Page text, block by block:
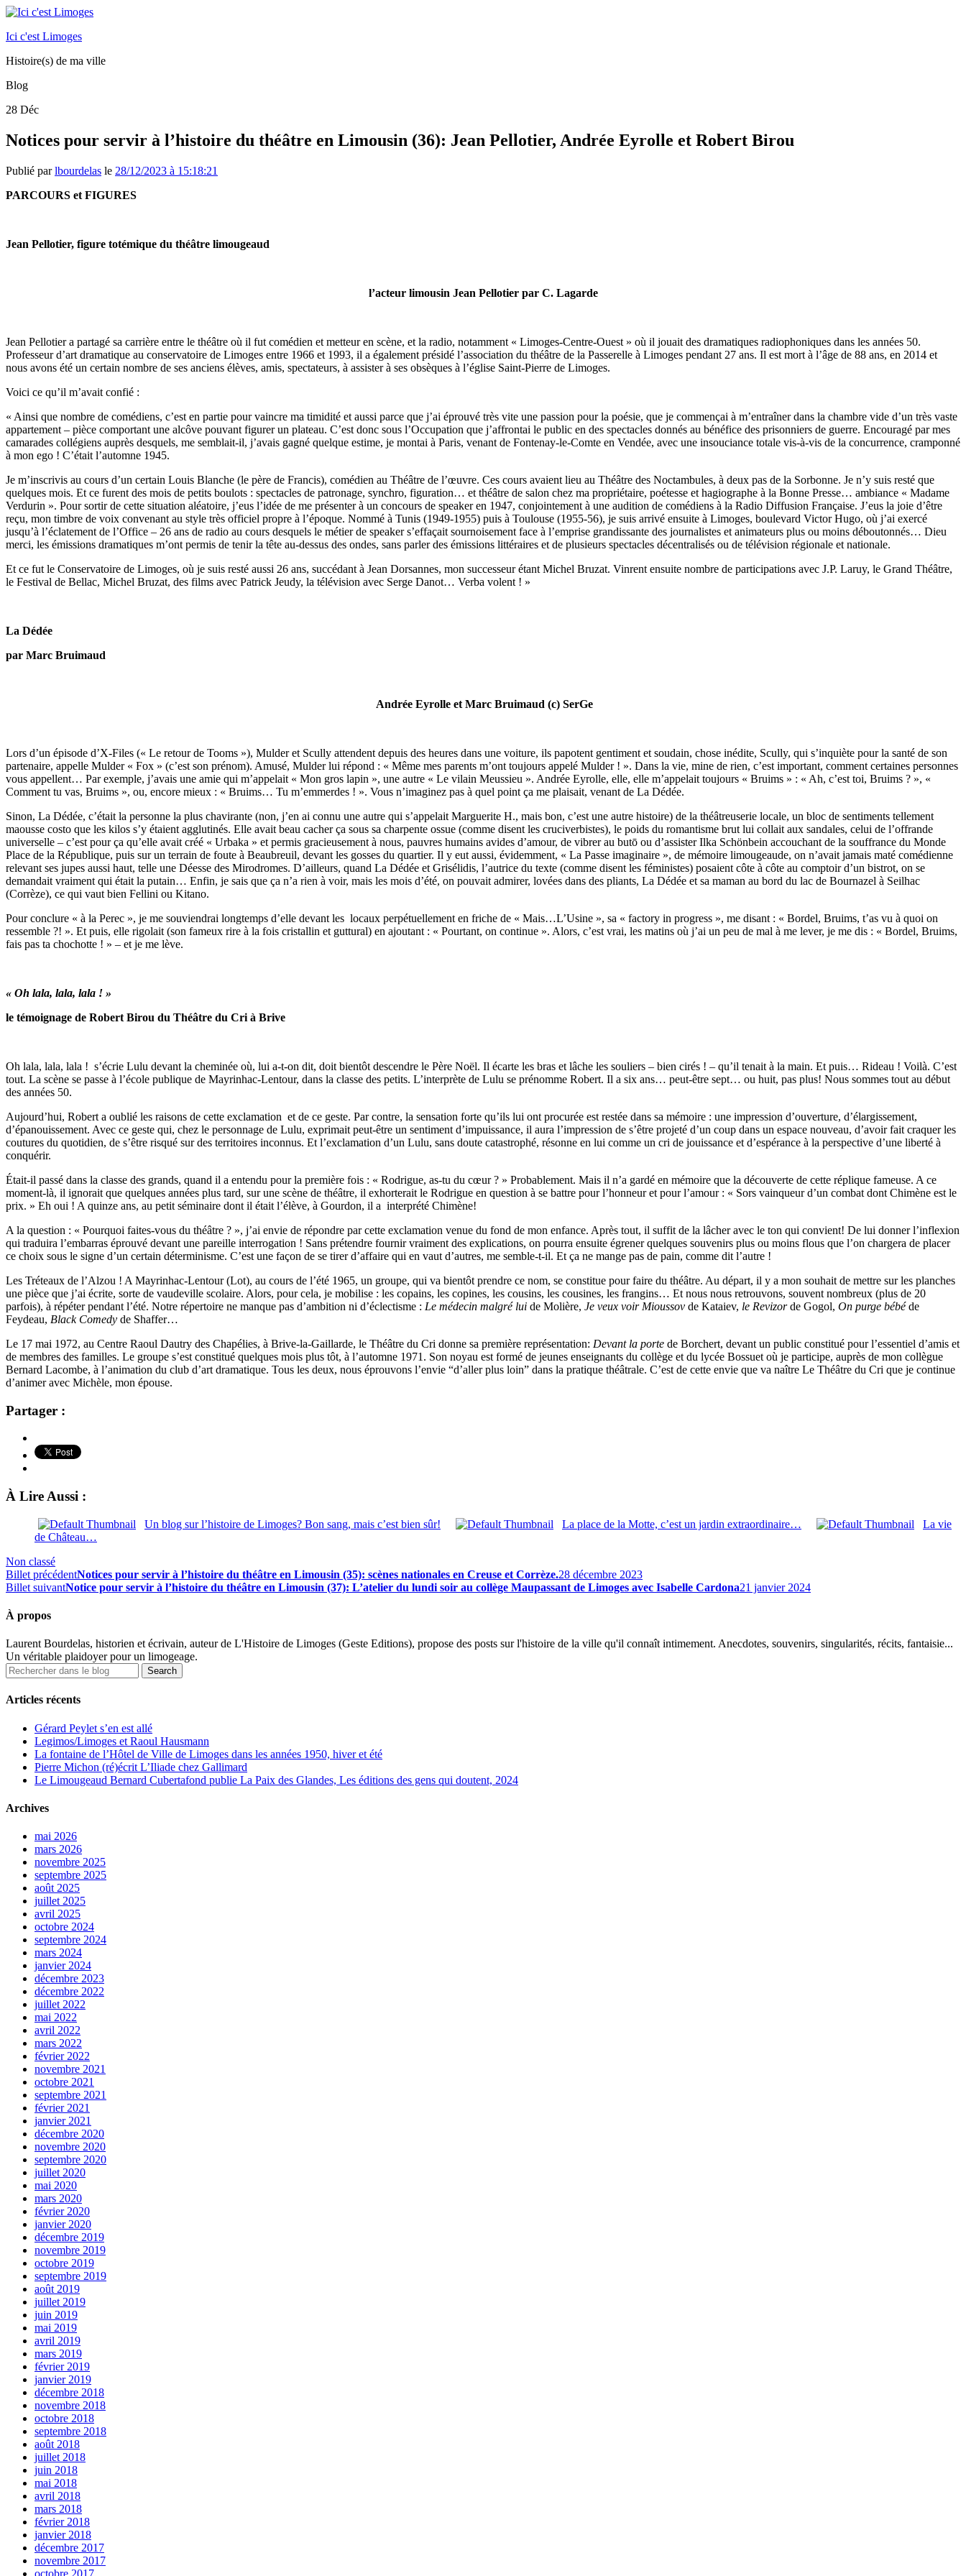
Ici c'est Limoges
Histoire(s) de ma ville
Blog
28 Déc
Notices pour servir à l’histoire du théâtre en Limousin (36): Jean Pellotier, Andrée Eyrolle et Robert Birou
Publié parlbourdelas le 28/12/2023 à 15:18:21
PARCOURS et FIGURES
Jean Pellotier, figure totémique du théâtre limougeaud
l’acteur limousin Jean Pellotier par C. Lagarde
Jean Pellotier a partagé sa carrière entre le théâtre où il fut comédien et metteur en scène, et la radio, notamment « Limoges-Centre-Ouest » où il jouait des dramatiques radiophoniques dans les années 50.
Professeur d’art dramatique au conservatoire de Limoges entre 1966 et 1993, il a également présidé l’association du théâtre de la Passerelle à Limoges pendant 27 ans. Il est mort à l’âge de 88 ans, en 2014 et
nous avons été un certain nombre de ses anciens élèves, amis, spectateurs, à assister à ses obsèques à l’église Saint-Pierre de Limoges.
Voici ce qu’il m’avait confié :
« Ainsi que nombre de comédiens, c’est en partie pour vaincre ma timidité et aussi parce que j’ai éprouvé très vite une passion pour la poésie, que je commençai à m’entraîner dans la chambre vide d’un très vaste
appartement – pièce comportant une alcôve pouvant figurer un plateau. C’est donc sous l’Occupation que j’affrontai le public en des spectacles donnés au bénéfice des prisonniers de guerre. Encouragé par mes
camarades collégiens auprès desquels, me semblait-il, j’avais gagné quelque estime, je montai à Paris, venant de Fontenay-le-Comte en Vendée, avec une insouciance totale vis-à-vis de la concurrence, cramponné
à mon ego ! C’était l’automne 1945.
Je m’inscrivis au cours d’un certain Louis Blanche (le père de Francis), comédien au Théâtre de l’œuvre. Ces cours avaient lieu au Théâtre des Noctambules, à deux pas de la Sorbonne. Je n’y suis resté que
quelques mois. Et ce furent des mois de petits boulots : spectacles de patronage, synchro, figuration… et théâtre de salon chez ma propriétaire, poétesse et hagiographe à la Bonne Presse… ambiance « Madame
Verdurin ». Pour sortir de cette situation aléatoire, j’eus l’idée de me présenter à un concours de speaker en 1947, conjointement à une audition de comédiens à la Radio Diffusion Française. J’eus la joie d’être
reçu, mon timbre de voix convenant au style très officiel propre à l’époque. Nommé à Tunis (1949-1955) puis à Toulouse (1955-56), je suis arrivé ensuite à Limoges, boulevard Victor Hugo, où j’ai exercé
jusqu’à l’éclatement de l’Office – 26 ans de radio au cours desquels le métier de speaker s’effaçait sournoisement face à l’emprise grandissante des journalistes et animateurs plus ou moins déboutonnés… Dieu
merci, les émissions dramatiques m’ont permis de tenir la tête au-dessus des ondes, sans parler des émissions littéraires et de plusieurs spectacles décentralisés ou de télévision régionale et nationale.
Et ce fut le Conservatoire de Limoges, où je suis resté aussi 26 ans, succédant à Jean Dorsannes, mon successeur étant Michel Bruzat. Vinrent ensuite nombre de participations avec J.P. Laruy, le Grand Théâtre,
le Festival de Bellac, Michel Bruzat, des films avec Patrick Jeudy, la télévision avec Serge Danot… Verba volent ! »
La Dédée
par Marc Bruimaud
Andrée Eyrolle et Marc Bruimaud (c) SerGe
Lors d’un épisode d’X-Files (« Le retour de Tooms »), Mulder et Scully attendent depuis des heures dans une voiture, ils papotent gentiment et soudain, chose inédite, Scully, qui s’inquiète pour la santé de son
partenaire, appelle Mulder « Fox » (c’est son prénom). Amusé, Mulder lui répond : « Même mes parents m’ont toujours appelé Mulder ! ». Dans la vie, mine de rien, c’est important, comment certaines personnes
vous appellent… Par exemple, j’avais une amie qui m’appelait « Mon gros lapin », une autre « Le vilain Meussieu ». Andrée Eyrolle, elle, elle m’appelait toujours « Bruims » : « Ah, c’est toi, Bruims ? », «
Comment tu vas, Bruims », ou, encore mieux : « Bruims… Tu m’emmerdes ! ». Vous n’imaginez pas à quel point ça me plaisait, venant de La Dédée.
Sinon, La Dédée, c’était la personne la plus chavirante (non, j’en ai connu une autre qui s’appelait Marguerite H., mais bon, c’est une autre histoire) de la théâtreuserie locale, un bloc de sentiments tellement
maousse costo que les kilos s’y étaient agglutinés. Elle avait beau cacher ça sous sa charpente ossue (comme disent les cruciverbistes), le poids du romantisme brut lui collait aux sandales, celui de l’offrande
universelle – c’est pour ça qu’elle avait créé « Urbaka » et permis gracieusement à nous, pauvres humains avides d’amour, de vibrer au butō ou d’assister Ilka Schönbein accouchant de la souffrance du Monde
Place de la République, puis sur un terrain de foute à Beaubreuil, devant les gosses du quartier. Il y eut aussi, évidemment, « La Passe imaginaire », de mémoire limougeaude, on n’avait jamais maté comédienne
relevant ses jupes aussi haut, telle une Déesse des Mirodromes. D’ailleurs, quand La Dédée et Grisélidis, l’autrice du texte (comme disent les féministes) posaient côte à côte au comptoir d’un bistrot, on se
demandait vraiment qui était la putain… Enfin, je sais que ça n’a rien à voir, mais les mois d’été, on pouvait admirer, lovées dans des pliants, La Dédée et sa maman au bord du lac de Bournazel à Seilhac
(Corrèze), ce qui vaut bien Fellini ou Kitano.
Pour conclure « à la Perec », je me souviendrai longtemps d’elle devant les locaux perpétuellement en friche de « Mais…L’Usine », sa « factory in progress », me disant : « Bordel, Bruims, t’as vu à quoi on
ressemble ?! ». Et puis, elle rigolait (son fameux rire à la fois cristallin et guttural) en ajoutant : « Pourtant, on continue ». Alors, c’est vrai, les matins où j’ai un peu de mal à me lever, je me dis : « Bordel, Bruims,
fais pas ta chochotte ! » – et je me lève.
« Oh lala, lala, lala ! »
le témoignage de Robert Birou du Théâtre du Cri à Brive
Oh lala, lala, lala ! s’écrie Lulu devant la cheminée où, lui a-t-on dit, doit bientôt descendre le Père Noël. Il écarte les bras et lâche les souliers – bien cirés ! – qu’il tenait à la main. Et puis… Rideau ! Voilà. C’est
tout. La scène se passe à l’école publique de Mayrinhac-Lentour, dans la classe des petits. L’interprète de Lulu se prénomme Robert. Il a six ans… peut-être sept… ou huit, pas plus! Nous sommes tout au début
des années 50.
Aujourd’hui, Robert a oublié les raisons de cette exclamation et de ce geste. Par contre, la sensation forte qu’ils lui ont procurée est restée dans sa mémoire : une impression d’ouverture, d’élargissement,
d’épanouissement. Avec ce geste qui, chez le personnage de Lulu, exprimait peut-être un sentiment d’impuissance, il aura l’impression de s’être projeté d’un coup dans un espace nouveau, d’avoir fait craquer les
coutures du quotidien, de s’être risqué sur des territoires inconnus. Et l’exclamation d’un Lulu, sans doute catastrophé, résonne en lui comme un cri de jouissance et d’espérance à la perspective d’une liberté à
conquérir.
Était-il passé dans la classe des grands, quand il a entendu pour la première fois : « Rodrigue, as-tu du cœur ? » Probablement. Mais il n’a gardé en mémoire que la découverte de cette réplique fameuse. A ce
moment-là, il ignorait que quelques années plus tard, sur une scène de théâtre, il exhorterait le Rodrigue en question à se battre pour l’honneur et pour l’amour : « Sors vainqueur d’un combat dont Chimène est le
prix. » Eh oui ! A quinze ans, au petit séminaire dont il était l’élève, à Gourdon, il a interprété Chimène!
A la question : « Pourquoi faites-vous du théâtre ? », j’ai envie de répondre par cette exclamation venue du fond de mon enfance. Après tout, il suffit de la lâcher avec le ton qui convient! De lui donner l’inflexion
qui traduira l’embarras éprouvé devant une pareille interrogation ! Sans prétendre fournir vraiment des explications, on pourra ensuite égrener quelques souvenirs plus ou moins flous que l’on chargera de placer
ce choix sous le signe d’un certain déterminisme. C’est une façon de se tirer d’affaire qui en vaut d’autres, me semble-t-il. Et ça ne mange pas de pain, comme dit l’autre !
Les Tréteaux de l’Alzou ! A Mayrinhac-Lentour (Lot), au cours de l’été 1965, un groupe, qui va bientôt prendre ce nom, se constitue pour faire du théâtre. Au départ, il y a mon souhait de mettre sur les planches
une pièce que j’ai écrite, sorte de vaudeville scolaire. Alors, pour cela, je mobilise : les copains, les copines, les cousins, les cousines, les frangins… Et nous nous retrouvons, souvent nombreux (plus de 20
parfois), à répéter pendant l’été. Notre répertoire ne manque pas d’ambition ni d’éclectisme : Le médecin malgré lui de Molière, Je veux voir Mioussov de Kataiev, le Revizorde Gogol, On purge bébéde
Feydeau, Black Comedy de Shaffer…
Le 17 mai 1972, au Centre Raoul Dautry des Chapélies, à Brive-la-Gaillarde, le Théâtre du Cri donne sa première représentation: Devant la porte de Borchert, devant un public constitué pour l’essentiel d’amis et
de membres des familles. Le groupe s’est constitué quelques mois plus tôt, à l’automne 1971. Son noyau est formé de jeunes enseignants du collège et du lycée Bossuet où je participe, auprès de mon collègue
Bernard Lacombe, à l’animation du club d’art dramatique. Tous les deux, nous éprouvons l’envie “d’aller plus loin” dans la pratique théâtrale. C’est de cette envie que va naître Le Théâtre du Cri que je continue
d’animer avec Michèle, mon épouse.
Partager :
À Lire Aussi :
Un blog sur l’histoire de Limoges? Bon sang, mais c’est bien sûr! La place de la Motte, c’est un jardin extraordinaire…
La vie
de Château…
Non classé
Billet précédentNotices pour servir à l’histoire du théâtre en Limousin (35): scènes nationales en Creuse et Corrèze.28 décembre 2023
Billet suivantNotice pour servir à l’histoire du théâtre en Limousin (37): L’atelier du lundi soir au collège Maupassant de Limoges avec Isabelle Cardona21 janvier 2024
À propos
Laurent Bourdelas, historien et écrivain, auteur de L'Histoire de Limoges (Geste Editions), propose des posts sur l'histoire de la ville qu'il connaît intimement. Anecdotes, souvenirs, singularités, récits, fantaisie...
Un véritable plaidoyer pour un limogeage.
Articles récents
Gérard Peylet s’en est allé
Legimos/Limoges et Raoul Hausmann
La fontaine de l’Hôtel de Ville de Limoges dans les années 1950, hiver et été
Pierre Michon (ré)écrit L’Iliade chez Gallimard
Le Limougeaud Bernard Cubertafond publie La Paix des Glandes, Les éditions des gens qui doutent, 2024
Archives
mai 2026
mars 2026
novembre 2025
septembre 2025
août 2025
juillet 2025
avril 2025
octobre 2024
septembre 2024
mars 2024
janvier 2024
décembre 2023
décembre 2022
juillet 2022
mai 2022
avril 2022
mars 2022
février 2022
novembre 2021
octobre 2021
septembre 2021
février 2021
janvier 2021
décembre 2020
novembre 2020
septembre 2020
juillet 2020
mai 2020
mars 2020
février 2020
janvier 2020
décembre 2019
novembre 2019
octobre 2019
septembre 2019
août 2019
juillet 2019
juin 2019
mai 2019
avril 2019
mars 2019
février 2019
janvier 2019
décembre 2018
novembre 2018
octobre 2018
septembre 2018
août 2018
juillet 2018
juin 2018
mai 2018
avril 2018
mars 2018
février 2018
janvier 2018
décembre 2017
novembre 2017